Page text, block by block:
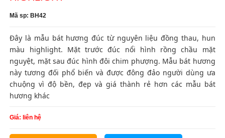
Mã sp: BH42
Đây là mẫu bát hương đúc từ nguyên liệu đồng thau, hun
màu highlight. Mặt trước đúc nổi hình rồng chầu mặt
nguyệt, mặt sau đúc hình đôi chim phượng. Mẫu bát hương
này tương đối phổ biến và được đông đảo người dùng ưa
chuộng vì độ bền, đẹp và giá thành rẻ hơn các mẫu bát
hương khác
Giá: liên hệ